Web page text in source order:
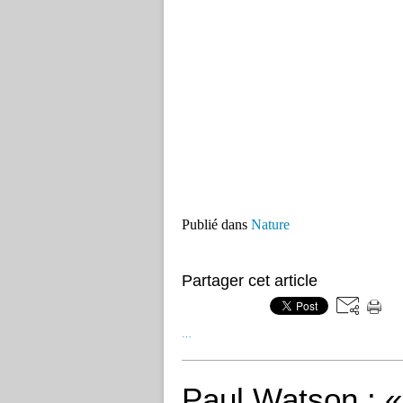
Publié dans Nature
Partager cet article